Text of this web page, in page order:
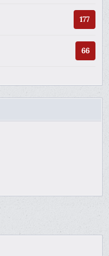
177
66